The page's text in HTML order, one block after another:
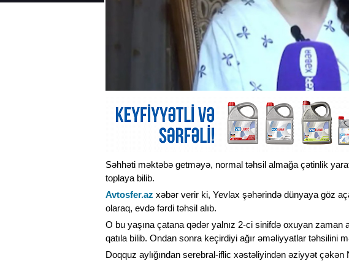
Səhhəti məktəbə getməyə, normal təhsil almağa çətinlik
toplaya bilib.
Avtosfer.az xəbər verir ki, Yevlax şəhərində dünyaya göz
olaraq, evdə fərdi təhsil alıb.
O bu yaşına çatana qədər yalnız 2-ci sinifdə oxuyan zaman
qatıla bilib. Ondan sonra keçirdiyi ağır əməliyyatlar təhsilini
Doqquz aylığından serebral-iflic xəstəliyindən əziyyət